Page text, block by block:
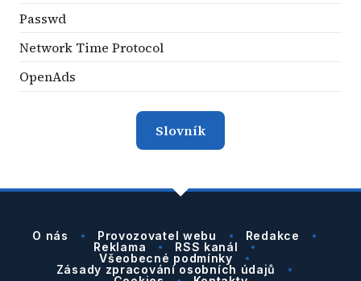
Passwd
Network Time Protocol
OpenAds
Slovník
O nás Provozovatel webu
Redakce
Reklama
RSS kanál
Všeobecné podmínky
Zásady zpracování osobních údajů